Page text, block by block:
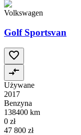
Volkswagen
Golf Sportsvan
Używane
2017
Benzyna
138400 km
0 zł
47 800 zł